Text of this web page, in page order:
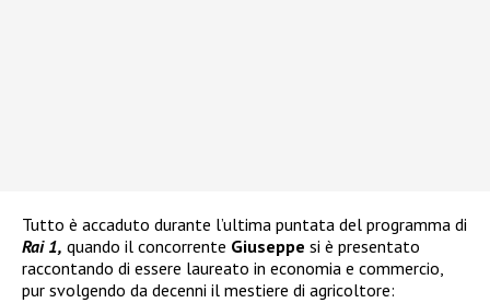
Tutto è accaduto durante l’ultima puntata del programma di
Rai 1, quando il concorrente Giuseppe si è presentato
raccontando di essere laureato in economia e commercio,
pur svolgendo da decenni il mestiere di agricoltore: